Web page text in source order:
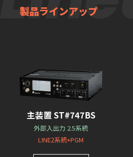
製品ラインアップ
主装置 ST#747BS
外部入出力 2.5系統
LINE2系統+PGM